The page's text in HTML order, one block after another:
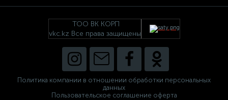
ТОО ВК КОРП
vkc.kz Все права защищены
Политика компании в отношении обработки персональных
данных
Пользовательское соглашение оферта